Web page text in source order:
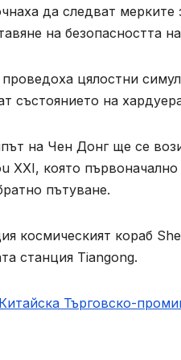
да следват
на безопасността
цялостни
състоянието на
на Чен Донг ще се
XXI, която
пътуване.
космическият кораб
станция Tiangong.
Търговско-